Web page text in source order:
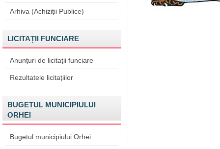
Arhiva (Achiziții Publice)
LICITAȚII FUNCIARE
Anunțuri de licitații funciare
Rezultatele licitațiilor
BUGETUL MUNICIPIULUI
ORHEI
Bugetul municipiului Orhei